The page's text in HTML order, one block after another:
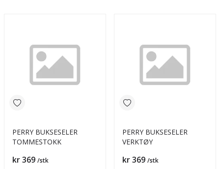
PERRY BUKSESELER
TOMMESTOKK
Pris
kr 369 /stk
PERRY BUKSESELER
VERKTØY
Pris
kr 369 /stk